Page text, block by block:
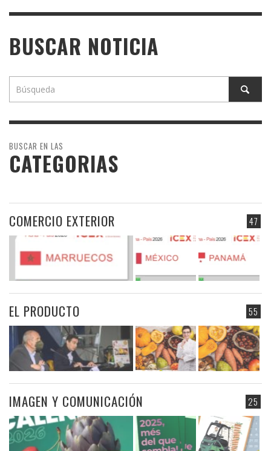
BUSCAR NOTICIA
BUSCAR EN LAS
CATEGORIAS
47
COMERCIO EXTERIOR
55
EL PRODUCTO
25
IMAGEN Y COMUNICACIÓN